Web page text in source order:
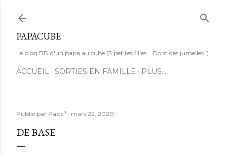
PAPACUBE
Le blog BD d'un papa au cube (3 petites filles... Dont des jumelles !)
ACCUEIL SORTIES EN FAMILLE PLUS…
Publié par Papa³ mars 22, 2020
DE BASE